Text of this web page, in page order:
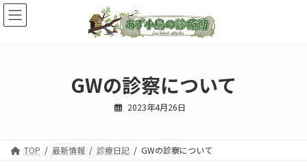
コ
ン
ナ
ビ
GWの診察について
2023年4月26日
TOP 最新情報 診療日記 GWの診察について